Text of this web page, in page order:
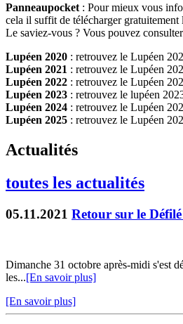
Panneaupocket : Pour mieux vous
cela il suffit de télécharger
Le saviez-vous ? Vous pouvez
Lupéen 2020 : retrouvez le Lupéen
Lupéen 2021 : retrouvez le Lupéen
Lupéen 2022 : retrouvez le Lupéen
Lupéen 2023 : retrouvez le lupéen
Lupéen 2024 : retrouvez le Lupéen
Lupéen 2025 : retrouvez le Lupéen
Actualités
toutes les actualités
05.11.2021 Retour sur le
Dimanche 31 octobre après-midi s'est
les...[En savoir plus]
[En savoir plus]